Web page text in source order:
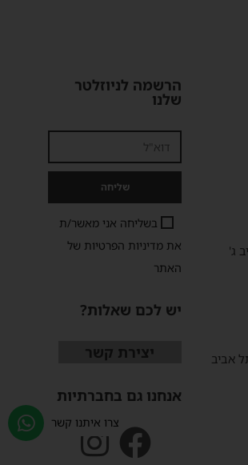
הרשמה לניוזלטר
שלנו
בשליחה אני מאשר/ת
אתמדיניות הפרטיות של
האתר
שליחה
יש לכם שאלות?
יצירת קשר
אנחנו גם בחברתיות